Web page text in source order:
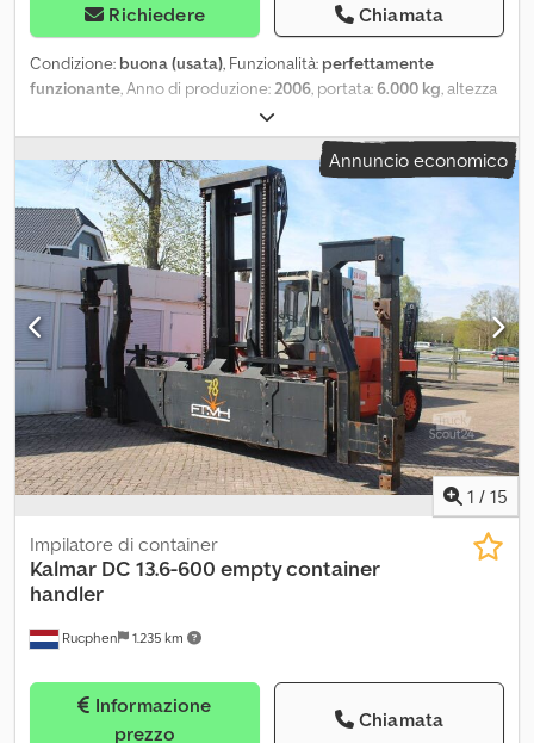
Richiedere Chiamata
Condizione: buona (usata), Funzionalità: perfettamente
funzionante, Anno di produzione:2006, portata:6.000 kg, altezza
, tipo di carburante:
montante:Simplex, altezza di costruzione:3.600 mm, costruttore
di motori:GM, tipo di ingranaggio:automatico, peso a vuoto:
9.400 kg, colore:rosso, Equipaggiamento:
cabina, forche per pallet, gancio traino rimorchio,
illuminazione, traslatore laterale , Saremo lieti di fornirvi
un’offerta di finanziamento con opzione di riscatto. Cjdpfx
Apozhiwfeyjrf Perfettamente funzionante, sia dal punto di vista
tecnico che estetico. Forche standard da 120 cm. Prolunga
perche inclusa nel prezzo, lunghezza 220 cm. Su richiesta, è
possibile effettuare un intervento di manutenzione. Non ci
assumiamo responsabilità per eventuali errori.
Annuncio economico
1 / 15
Rucphen 1.235 km
Impilatore di container
Kalmar DC 13.6-600 empty container
handler
prezzo
Chiamata